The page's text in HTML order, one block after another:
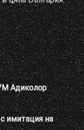
Адиколор
имитация на